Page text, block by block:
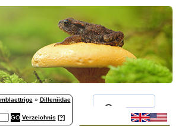
» Dilleniidae
Verzeichnis [?]